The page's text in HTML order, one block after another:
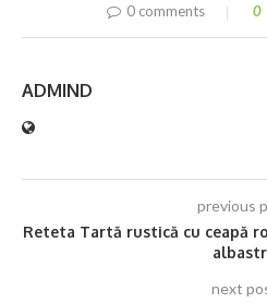
0 comments 0
ADMIND
previous
Reteta Tartă rustică cu ceapă
next